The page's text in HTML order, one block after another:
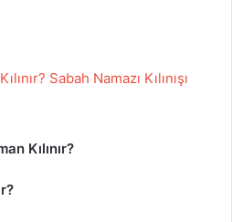
Sabah Namazı Kılınışı
Kılınır?